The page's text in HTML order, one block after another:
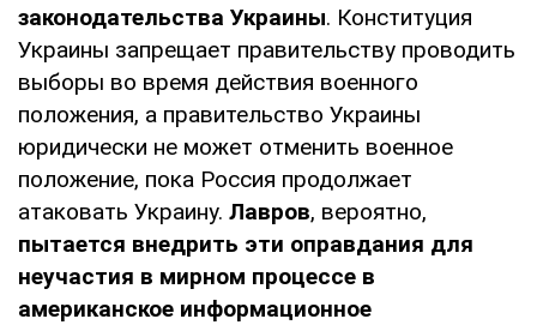
законодательства Украины. Конституция
Украины запрещает правительству проводить
выборы во время действия военного
положения, а правительство Украины
юридически не может отменить военное
положение, пока Россия продолжает
атаковать Украину. Лавров, вероятно,
пытается внедрить эти оправдания для
неучастия в мирном процессе в
американское информационное